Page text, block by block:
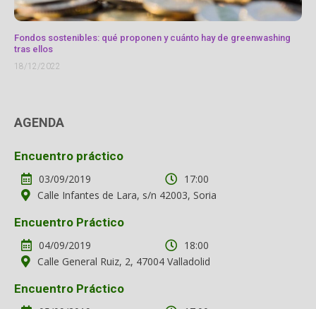
Fondos sostenibles: qué proponen y cuánto hay de greenwashing
tras ellos
18/12/2022
AGENDA
Encuentro práctico
03/09/2019
17:00
Calle Infantes de Lara, s/n 42003, Soria
Encuentro Práctico
04/09/2019
18:00
Calle General Ruiz, 2, 47004 Valladolid
Encuentro Práctico